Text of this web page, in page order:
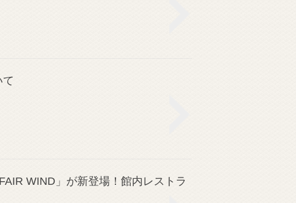
WIND」が新登場！館内レストラ